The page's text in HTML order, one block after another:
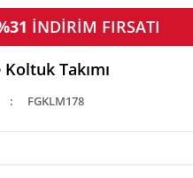
İNDİRİM FIRSATI
Takımı
FGKLM178